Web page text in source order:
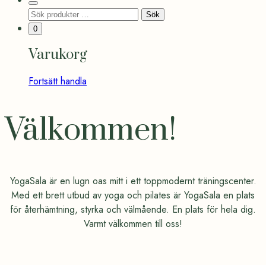
Search
Toggle
Sök
efter:
Sök
Minicart
Toggle
0
Varukorg
Fortsätt handla
Välkommen!
YogaSala är en lugn oas mitt i ett toppmodernt träningscenter.
Med ett brett utbud av yoga och pilates är YogaSala en plats
för återhämtning, styrka och välmående. En plats för hela dig.
Varmt välkommen till oss!